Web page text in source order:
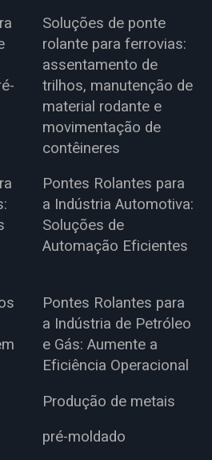
Soluções de ponte
rolante para ferrovias:
assentamento de
trilhos, manutenção de
material rodante e
movimentação de
contêineres
Pontes Rolantes para
a Indústria Automotiva:
Soluções de
Automação Eficientes
Pontes Rolantes para
a Indústria de Petróleo
e Gás: Aumente a
Eficiência Operacional
Produção de metais
pré-moldado